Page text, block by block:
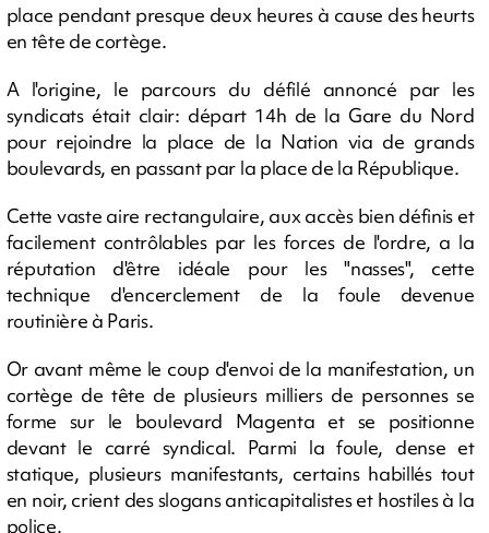
place pendant presque deux heures à cause des heurts
en tête de cortège.
A l'origine, le parcours du défilé annoncé par les
syndicats était clair: départ 14h de la Gare du Nord
pour rejoindre la place de la Nation via de grands
boulevards, en passant par la place de la République.
Cette vaste aire rectangulaire, aux accès bien définis et
facilement contrôlables par les forces de l'ordre, a la
réputation d'être idéale pour les "nasses", cette
technique d'encerclement de la foule devenue
routinière à Paris.
Or avant même le coup d'envoi de la manifestation, un
cortège de tête de plusieurs milliers de personnes se
forme sur le boulevard Magenta et se positionne
devant le carré syndical. Parmi la foule, dense et
statique, plusieurs manifestants, certains habillés tout
en noir, crient des slogans anticapitalistes et hostiles à la
police.